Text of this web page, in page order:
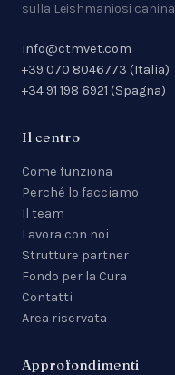
sulla Leishmaniosi canina
info@ctmvet.com
+39 070 8046773 (Italia)
+34 91 198 6921 (Spagna)
Il centro
Come funziona
Perché lo facciamo
Il team
Lavora con noi
Strutture partner
Fondo per la Cura
Contatti
Area riservata
Approfondimenti